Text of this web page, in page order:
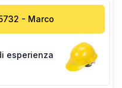
- Marco
esperienza